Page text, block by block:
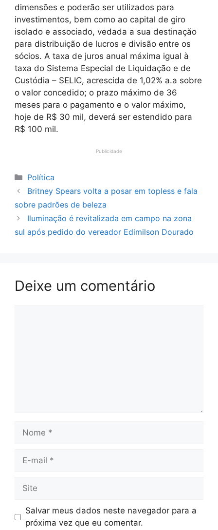
dimensões e poderão ser utilizados para
investimentos, bem como ao capital de giro
isolado e associado, vedada a sua destinação
para distribuição de lucros e divisão entre os
sócios. A taxa de juros anual máxima igual à
taxa do Sistema Especial de Liquidação e de
Custódia – SELIC, acrescida de 1,02% a.a sobre
o valor concedido; o prazo máximo de 36
meses para o pagamento e o valor máximo,
hoje de R$ 30 mil, deverá ser estendido para
R$ 100 mil.
Publicidade
Categorias
Política
Britney Spears volta a posar em topless e fala
sobre padrões de beleza
Iluminação é revitalizada em campo na zona
sul após pedido do vereador Edimilson Dourado
Deixe um comentário
Nome
Site
Salvar meus dados neste navegador para a
próxima vez que eu comentar.